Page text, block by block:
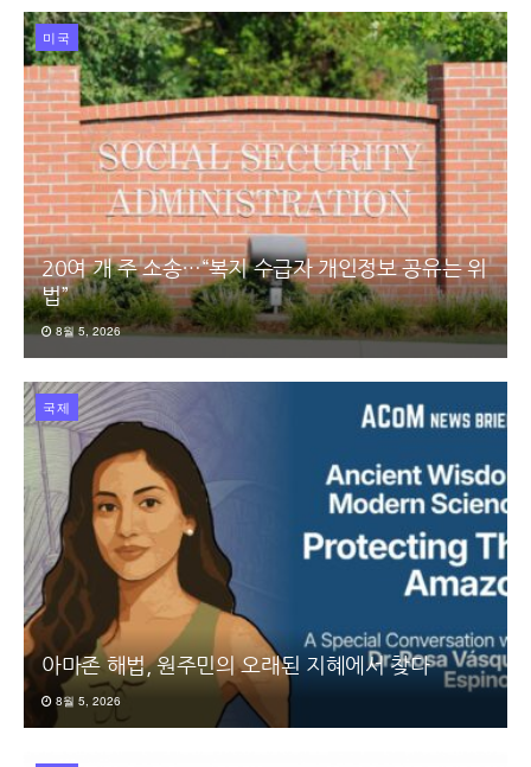
미국
20여 개 주 소송…“복지 수급자 개인정보 공유는 위
법”
8월 5, 2026
국제
아마존 해법, 원주민의 오래된 지혜에서 찾다
8월 5, 2026